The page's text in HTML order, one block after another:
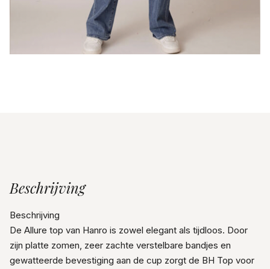
Beschrijving
Beschrijving
De Allure top van Hanro is zowel elegant als tijdloos. Door
zijn platte zomen, zeer zachte verstelbare bandjes en
gewatteerde bevestiging aan de cup zorgt de BH Top voor